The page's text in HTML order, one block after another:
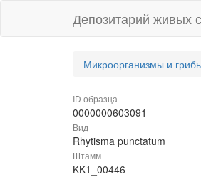
Депозитарий живых
Микроорганизмы и
ID образца
0000000603091
Вид
Rhytisma punctatum
Штамм
KK1_00446